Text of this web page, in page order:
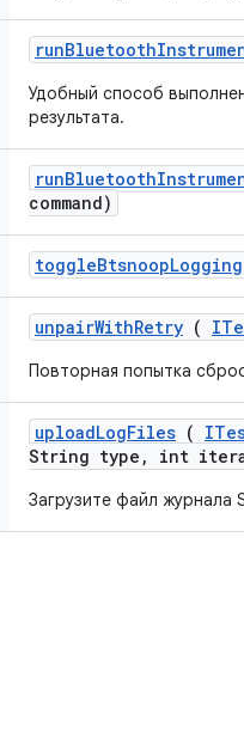
runBluetooth
Удобный способ
результата.
runBluetooth
command)
toggleBtsnoopLogging
unpairWithRetry (
Повторная попытка
uploadLogFiles (
String type , int
Загрузите файл журнала